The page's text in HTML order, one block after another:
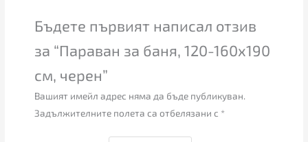
Бъдете първият написал отзив
за “Параван за баня, 120-160х190
см, черен”
Вашият имейл адрес няма да бъде публикуван.
Задължителните полета са отбелязани с *